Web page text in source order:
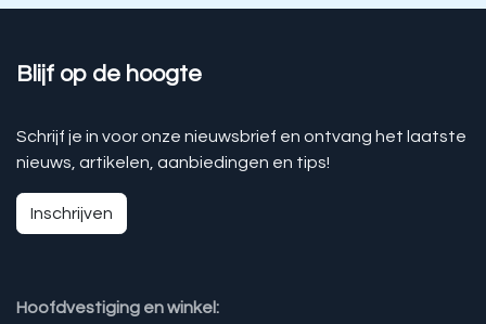
Blijf op de hoogte
Schrijf je in voor onze nieuwsbrief en ontvang het laatste
nieuws, artikelen, aanbiedingen en tips!
Inschrijven
Hoofdvestiging en winkel: